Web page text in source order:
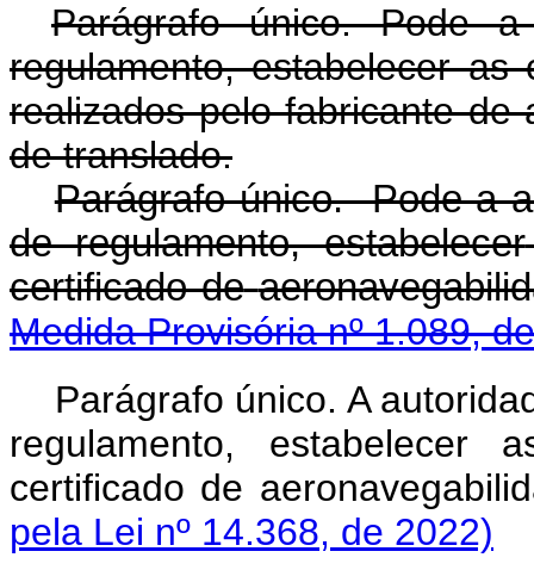
Parágrafo único. Pode a
regulamento, estabelecer as
realizados pelo fabricante de
de translado.
Parágrafo único. Pode a
de regulamento, estabelecer
certificado de
Medida Provisória nº 1.089,
Parágrafo único. A
regulamento,
certificado de
pela Lei nº 14.368, de 2022)